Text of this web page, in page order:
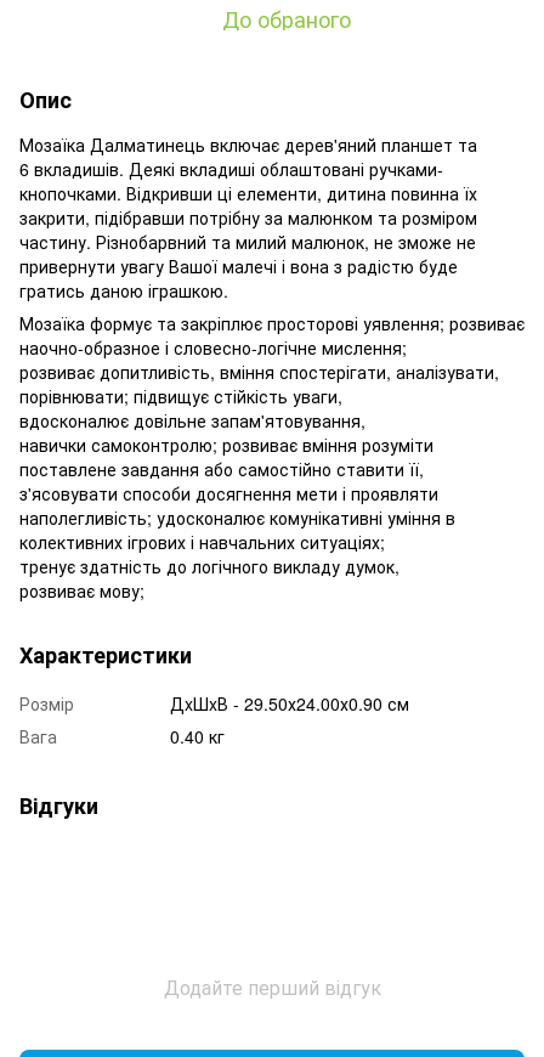
До обраного
Опис
Мозаїка Далматинець включає дерев'яний планшет та
6 вкладишів. Деякі вкладиші облаштовані ручками-
кнопочками. Відкривши ці елементи, дитина повинна їх
закрити, підібравши потрібну за малюнком та розміром
частину. Різнобарвний та милий малюнок, не зможе не
привернути увагу Вашої малечі і вона з радістю буде
гратись даною іграшкою.
Мозаїка формує та закріплює просторові уявлення; розвиває
наочно-образное і словесно-логічне мислення;
розвиває допитливість, вміння спостерігати, аналізувати,
порівнювати; підвищує стійкість уваги,
вдосконалює довільне запам'ятовування,
навички самоконтролю; розвиває вміння розуміти
поставлене завдання або самостійно ставити її,
з'ясовувати способи досягнення мети і проявляти
наполегливість; удосконалює комунікативні уміння в
колективних ігрових і навчальних ситуаціях;
тренує здатність до логічного викладу думок,
розвиває мову;
Характеристики
Розмір
ДxШxВ - 29.50х24.00х0.90 см
Вага
0.40 кг
Відгуки
Додайте перший відгук